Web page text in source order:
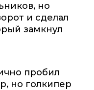
но
и сделал
замкнул
пробил
но голкипер